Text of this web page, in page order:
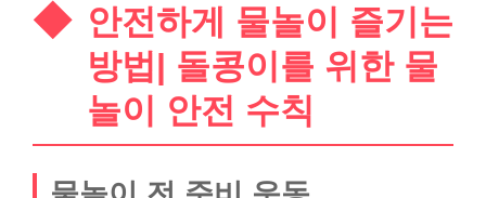
안전하게 물놀이 즐기는
방법| 돌콩이를 위한 물
놀이 안전 수칙